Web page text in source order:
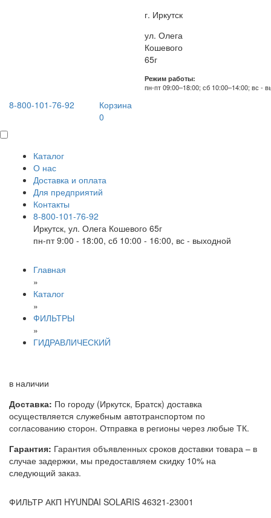
г. Иркутск
ул. Олега
Кошевого
65г
Режим работы:
пн-пт 09:00–18:00; сб 10:00–14:00; вс -
8-800-101-76-92
Корзина
0
Каталог
О нас
Доставка и оплата
Для предприятий
Контакты
8-800-101-76-92
Иркутск, ул. Олега Кошевого 65г
пн-пт 9:00 - 18:00, сб 10:00 - 16:00, вс - выходной
Главная
»
Каталог
»
ФИЛЬТРЫ
»
ГИДРАВЛИЧЕСКИЙ
в наличии
Доставка: По городу (Иркутск, Братск) доставка
осуществляется служебным автотранспортом по
согласованию сторон. Отправка в регионы через любые ТК.
Гарантия: Гарантия объявленных сроков доставки товара – в
случае задержки, мы предоставляем скидку 10% на
следующий заказ.
ФИЛЬТР АКП HYUNDAI SOLARIS 46321-23001